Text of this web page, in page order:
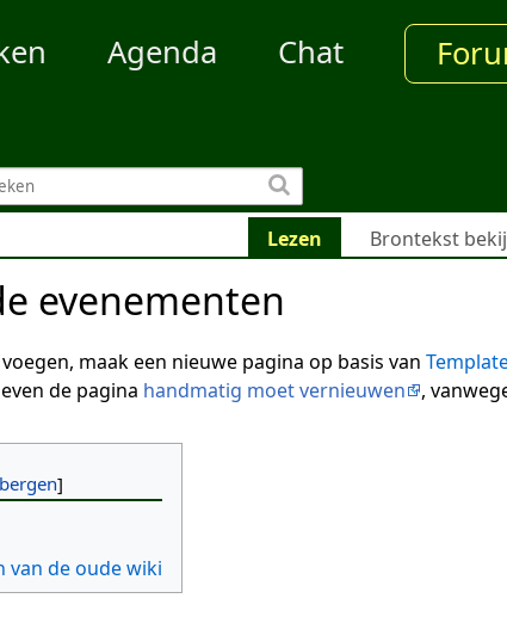
Agenda Chat
Lezen Brontekst
evenementen
maak een nieuwe pagina op basis van
de pagina handmatig moet vernieuwen ,
van de oude wiki